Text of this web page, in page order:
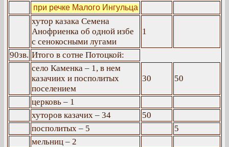
при речке Малого Ингульца
хутор казака Семена
Анофриенка об одной избе
с сенокосными лугами
1
90зв. Итого в сотне Потоцкой:
село Каменка – 1, в нем
казачиих и посполитых
поселением
30 50
церковь – 1
хуторов казачих – 34
50
посполитых – 5
5
мельниц – 2